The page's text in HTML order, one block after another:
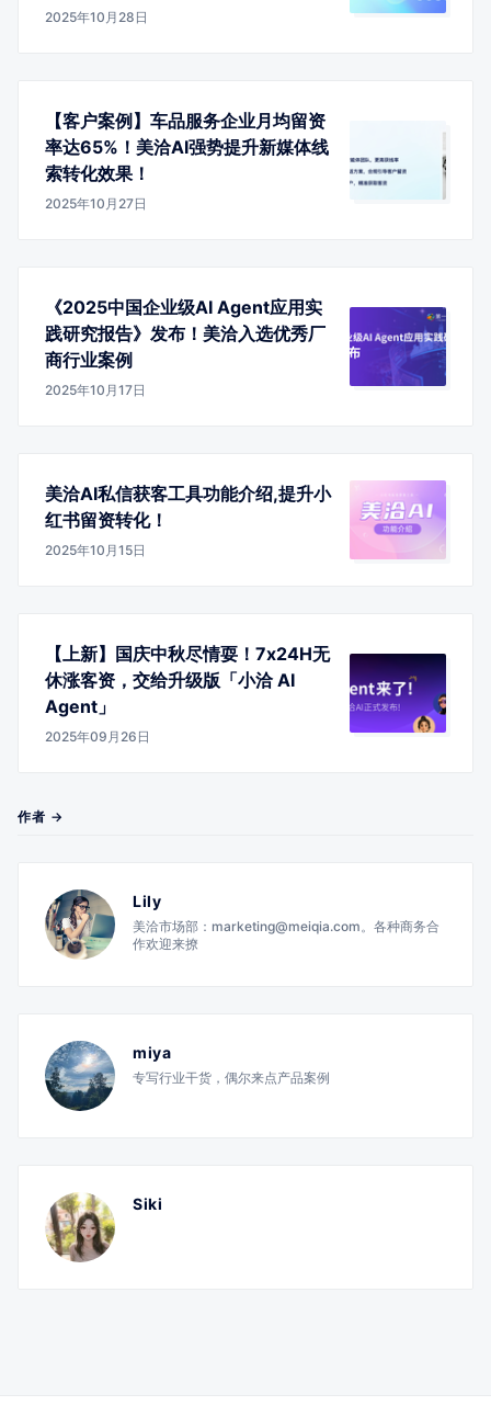
2025年10月28日
【客户案例】车品服务企业月均留资
率达65%！美洽AI强势提升新媒体线
索转化效果！
2025年10月27日
《2025中国企业级AI Agent应用实
践研究报告》发布！美洽入选优秀厂
商行业案例
2025年10月17日
美洽AI私信获客工具功能介绍,提升小
红书留资转化！
2025年10月15日
【上新】国庆中秋尽情耍！7x24H无
休涨客资，交给升级版「小洽 AI
Agent」
2025年09月26日
作者 →
Lily
美洽市场部：marketing@meiqia.com。各种商务合
作欢迎来撩
miya
专写行业干货，偶尔来点产品案例
Siki